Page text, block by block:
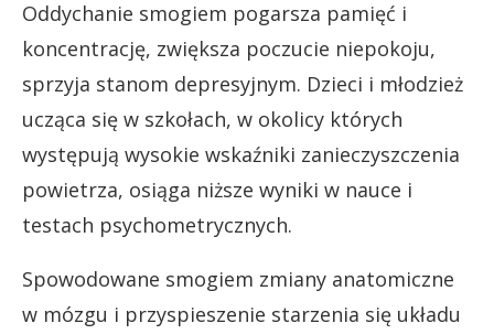
Oddychanie smogiem pogarsza pamięć i
koncentrację, zwiększa poczucie niepokoju,
sprzyja stanom depresyjnym. Dzieci i młodzież
ucząca się w szkołach, w okolicy których
występują wysokie wskaźniki zanieczyszczenia
powietrza, osiąga niższe wyniki w nauce i
testach psychometrycznych.
Spowodowane smogiem zmiany anatomiczne
w mózgu i przyspieszenie starzenia się układu